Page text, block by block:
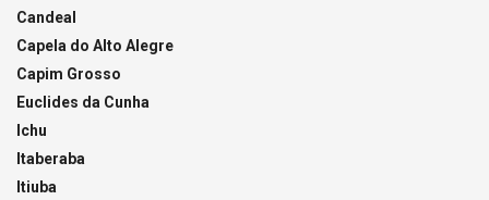
Candeal
Capela do Alto Alegre
Capim Grosso
Euclides da Cunha
Ichu
Itaberaba
Itiuba